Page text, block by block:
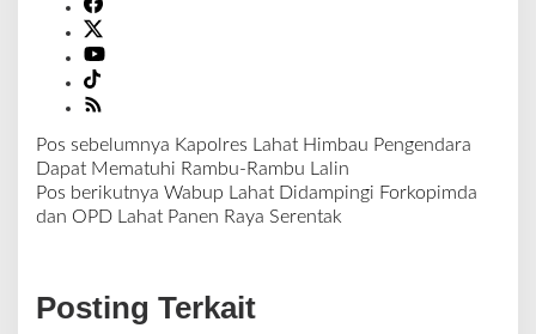
N
a
v
a
s
Pos sebelumnya Kapolres Lahat Himbau Pengendara
Dapat Mematuhi Rambu-Rambu Lalin
Pos berikutnya Wabup Lahat Didampingi Forkopimda
dan OPD Lahat Panen Raya Serentak
Posting Terkait